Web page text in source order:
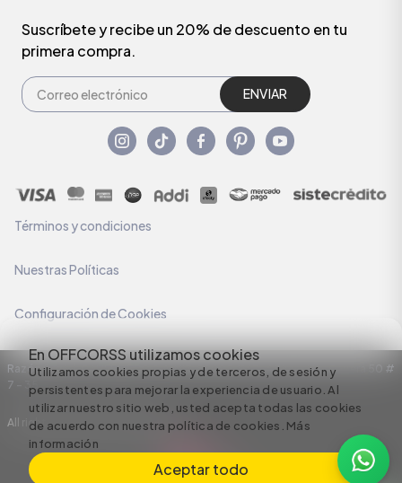
En OFFCORSS utilizamos cookies
Utilizamos cookies propias y de terceros, de sesión y
persistentes para mejorar la experiencia de usuario. Al
utilizar nuestro sitio web, usted acepta todas las cookies
de acuerdo con nuestra política de cookies. Más
información
Aceptar todo
Suscríbete y recibe un 20% de descuento en tu
primera compra.
ENVIAR
Términos y condiciones
Nuestras Políticas
Configuración de Cookies
Razón Social: C.I HERMECO S.A. NIT: 890924167-6 Dirección: Carrera 50 #
7 – 35
All rights reserved empowered by